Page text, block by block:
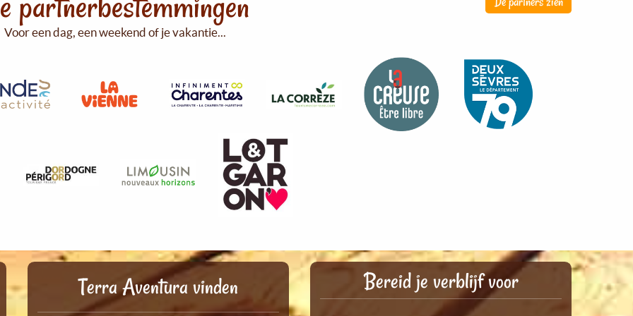
Voor een dag, een weekend of je vakantie...
Terra Aventura vinden Bereid je verblijf voor